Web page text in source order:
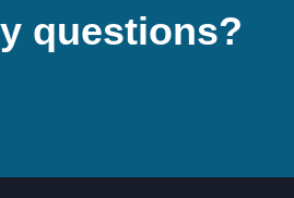
questions?